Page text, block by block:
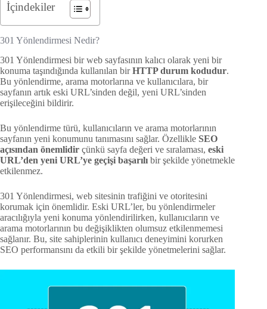
İçindekiler
301 Yönlendirmesi Nedir?
301 Yönlendirmesi bir web sayfasının kalıcı olarak yeni bir
konuma taşındığında kullanılan birHTTP durum kodudur.
Bu yönlendirme, arama motorlarına ve kullanıcılara, bir
sayfanın artık eski URL’sinden değil, yeni URL’sinden
erişileceğini bildirir.
Bu yönlendirme türü, kullanıcıların ve arama motorlarının
sayfanın yeni konumunu tanımasını sağlar. Özellikle SEO
açısından önemlidir çünkü sayfa değeri ve sıralaması, eski
URL’den yeni URL’ye geçişi başarılı bir şekilde yönetmekle
etkilenmez.
301 Yönlendirmesi, web sitesinin trafiğini ve otoritesini
korumak için önemlidir. Eski URL’ler, bu yönlendirmeler
aracılığıyla yeni konuma yönlendirilirken, kullanıcıların ve
arama motorlarının bu değişiklikten olumsuz etkilenmemesi
sağlanır. Bu, site sahiplerinin kullanıcı deneyimini korurken
SEO performansını da etkili bir şekilde yönetmelerini sağlar.